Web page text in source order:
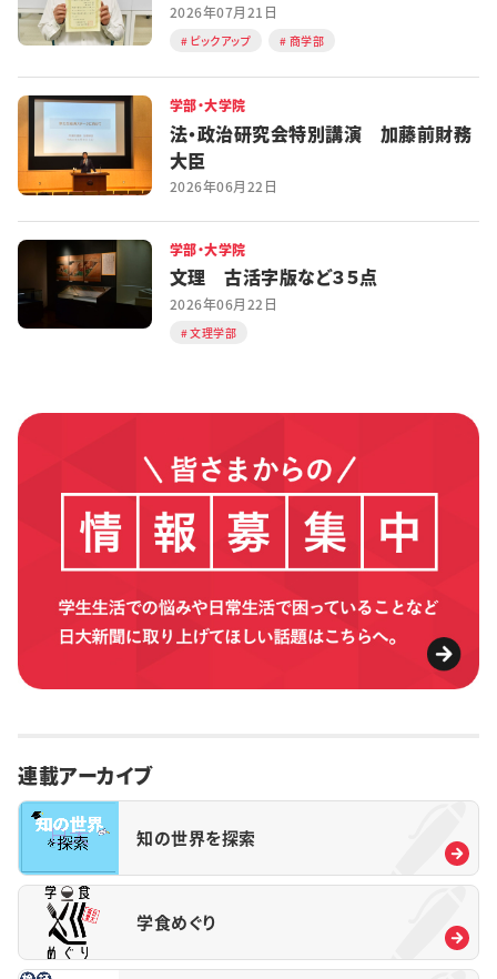
2026年07月21日
ピックアップ 商学部
学部・大学院
法・政治研究会特別講演 加藤前財務
大臣
2026年06月22日
学部・大学院
文理 古活字版など３５点
2026年06月22日
文理学部
連載アーカイブ
知の世界を探索
学食めぐり